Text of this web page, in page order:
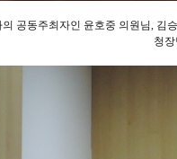
공동주최자인 윤호중 의원님, 김
청